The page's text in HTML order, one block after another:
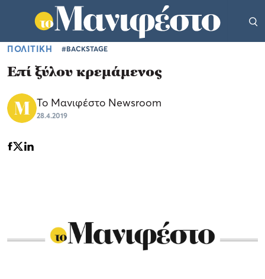
ΠΟΛΙΤΙΚΗ #BACKSTAGE
Επί ξύλου κρεμάμενος
Το Μανιφέστο Newsroom
28.4.2019